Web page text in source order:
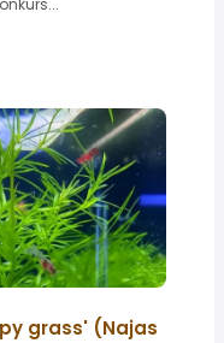
grass' (Najas